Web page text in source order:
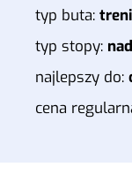
typ buta:
typ stopy:
najlepszy do:
cena